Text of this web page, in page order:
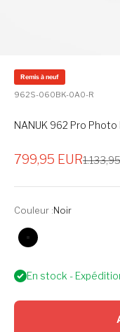
Remis à neuf
962S-060BK-0A0-R
NANUK 962 Pro
Prix de vente
799,95 EURPrix
Couleur : Noir
Noir
En stock -